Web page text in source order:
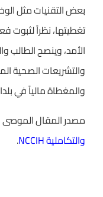
بعض التقنيات مثل
تغطيتها، نظراً لثبوت
الأمد، وينصح الطالب
والتشريعات الصحية
والمغطاة مالياً في
مصدر المقال الموصى
والتكاملية NCCIH
.